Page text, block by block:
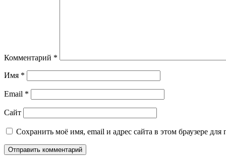
Комментарий *
Имя *
Email *
Сайт
Сохранить моё имя, email и адрес сайта в этом браузере